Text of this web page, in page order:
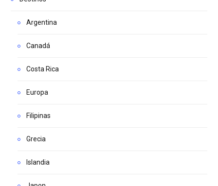
Argentina
Canadá
Costa Rica
Europa
Filipinas
Grecia
Islandia